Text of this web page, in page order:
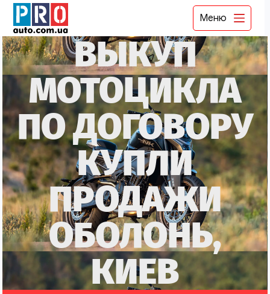
Меню
ВЫКУП
МОТОЦИКЛА
ПО ДОГОВОРУ
КУПЛИ
ПРОДАЖИ
ОБОЛОНЬ,
КИЕВ